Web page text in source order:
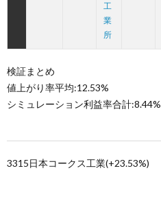
工
業
所
検証まとめ
値上がり率平均:12.53%
シミュレーション利益率合計:8.44%
3315日本コークス工業(+23.53%)